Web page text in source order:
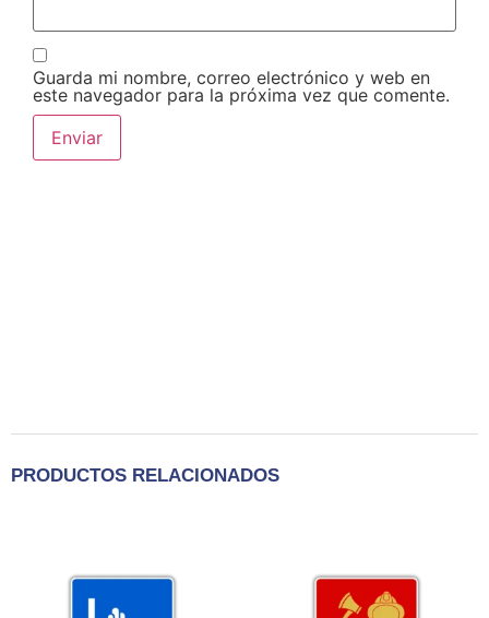
Guarda mi nombre, correo electrónico y web en
este navegador para la próxima vez que comente.
PRODUCTOS RELACIONADOS